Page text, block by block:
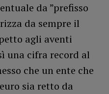
da ”prefisso
da sempre il
agli aventi
una cifra record al
che un ente che
sia retto da